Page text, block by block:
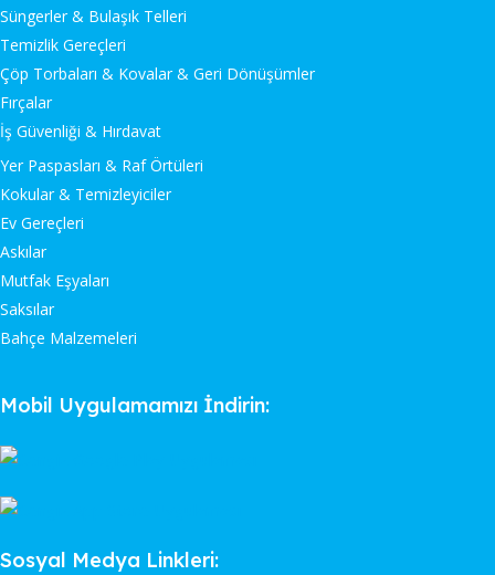
Süngerler & Bulaşık Telleri
Temizlik Gereçleri
Çöp Torbaları & Kovalar & Geri Dönüşümler
Fırçalar
İş Güvenliği & Hırdavat
Yer Paspasları & Raf Örtüleri
Kokular & Temizleyiciler
Ev Gereçleri
Askılar
Mutfak Eşyaları
Saksılar
Bahçe Malzemeleri
Mobil Uygulamamızı İndirin:
Sosyal Medya Linkleri: